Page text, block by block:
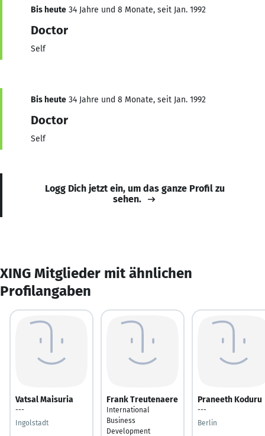
Bis heute 34 Jahre und 8 Monate, seit Jan. 1992
Doctor
Self
Bis heute 34 Jahre und 8 Monate, seit Jan. 1992
Doctor
Self
Logg Dich jetzt ein, um das ganze Profil zu
sehen.
XING Mitglieder mit ähnlichen
Profilangaben
Vatsal Maisuria
---
Ingolstadt
Frank Treutenaere
International
Business
Development
Praneeth Koduru
---
Berlin